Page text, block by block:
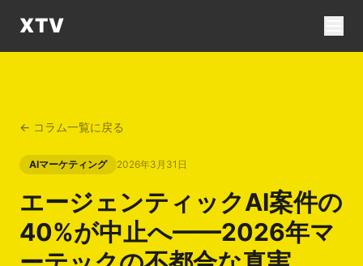
XTV
← コラム一覧に戻る
AIマーケティング 2026年3月31日
エージェンティックAI案件の
40%が中止へ——2026年マ